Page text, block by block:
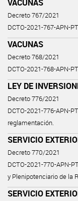
VACUNAS
Decreto 767/2021
DCTO-2021-767-APN-
VACUNAS
Decreto 768/2021
DCTO-2021-768-APN-
LEY DE
Decreto 776/2021
DCTO-2021-776-APN-
reglamentación.
SERVICIO
Decreto 770/2021
DCTO-2021-770-APN-
y Plenipotenciario de la
SERVICIO